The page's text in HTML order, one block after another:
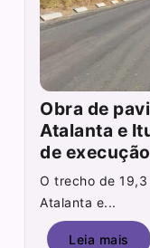
Obra de
Atalanta e
de execução
O trecho de
Atalanta e...
Leia mais